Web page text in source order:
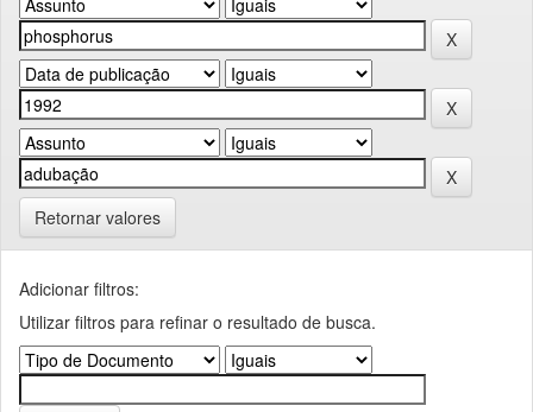
Retornar valores
Adicionar filtros:
Utilizar filtros para refinar o resultado de busca.